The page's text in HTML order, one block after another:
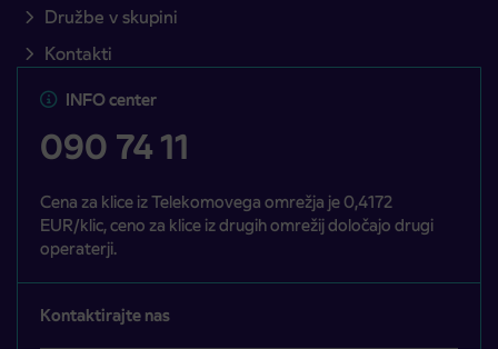
Družbe v skupini
Kontakti
INFO center
090 74 11
Cena za klice iz Telekomovega omrežja je 0,4172
EUR/klic, ceno za klice iz drugih omrežij določajo drugi
operaterji.
Kontaktirajte nas